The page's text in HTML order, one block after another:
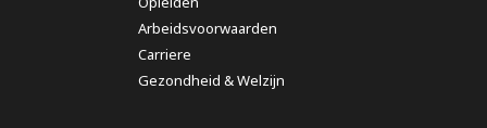
Arbeidsvoorwaarden
Carriere
Gezondheid & Welzijn